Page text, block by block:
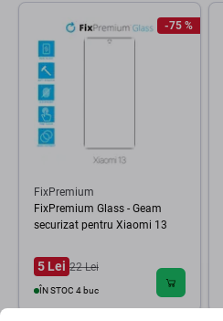
-75 %
FixPremium
FixPremium Glass - Geam
securizat pentru Xiaomi 13
5 Lei 22 Lei
ÎN STOC 4 buc